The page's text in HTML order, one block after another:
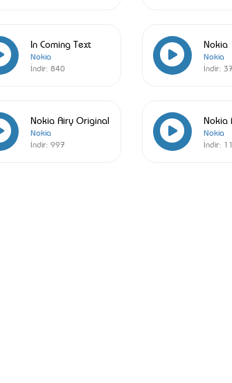
In Coming Text
Nokia
İndir: 840
Nokia
Nokia
İndir:
Nokia Airy Original
Nokia
İndir: 997
Nokia
Nokia
İndir: